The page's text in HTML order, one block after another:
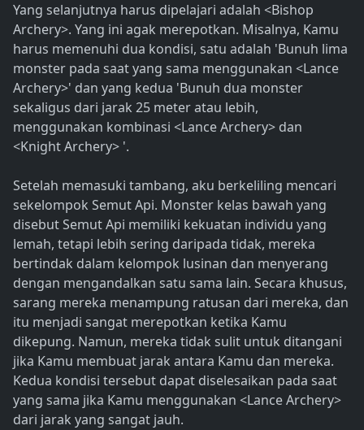
Yang selanjutnya harus dipelajari adalah <Bishop
Archery>. Yang ini agak merepotkan. Misalnya, Kamu
harus memenuhi dua kondisi, satu adalah 'Bunuh lima
monster pada saat yang sama menggunakan <Lance
Archery>' dan yang kedua 'Bunuh dua monster
sekaligus dari jarak 25 meter atau lebih,
menggunakan kombinasi <Lance Archery> dan
<Knight Archery> '.
Setelah memasuki tambang, aku berkeliling mencari
sekelompok Semut Api. Monster kelas bawah yang
disebut Semut Api memiliki kekuatan individu yang
lemah, tetapi lebih sering daripada tidak, mereka
bertindak dalam kelompok lusinan dan menyerang
dengan mengandalkan satu sama lain. Secara khusus,
sarang mereka menampung ratusan dari mereka, dan
itu menjadi sangat merepotkan ketika Kamu
dikepung. Namun, mereka tidak sulit untuk ditangani
jika Kamu membuat jarak antara Kamu dan mereka.
Kedua kondisi tersebut dapat diselesaikan pada saat
yang sama jika Kamu menggunakan <Lance Archery>
dari jarak yang sangat jauh.